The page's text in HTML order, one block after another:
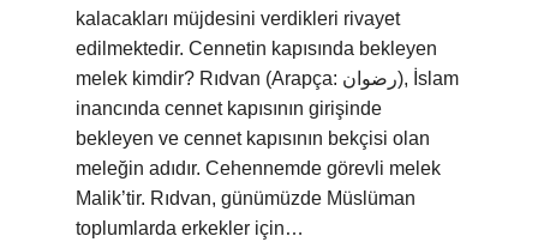
kalacakları müjdesini verdikleri rivayet
edilmektedir. Cennetin kapısında bekleyen
melek kimdir? Rıdvan (Arapça: رضوان), İslam
inancında cennet kapısının girişinde
bekleyen ve cennet kapısının bekçisi olan
meleğin adıdır. Cehennemde görevli melek
Malik’tir. Rıdvan, günümüzde Müslüman
toplumlarda erkekler için…